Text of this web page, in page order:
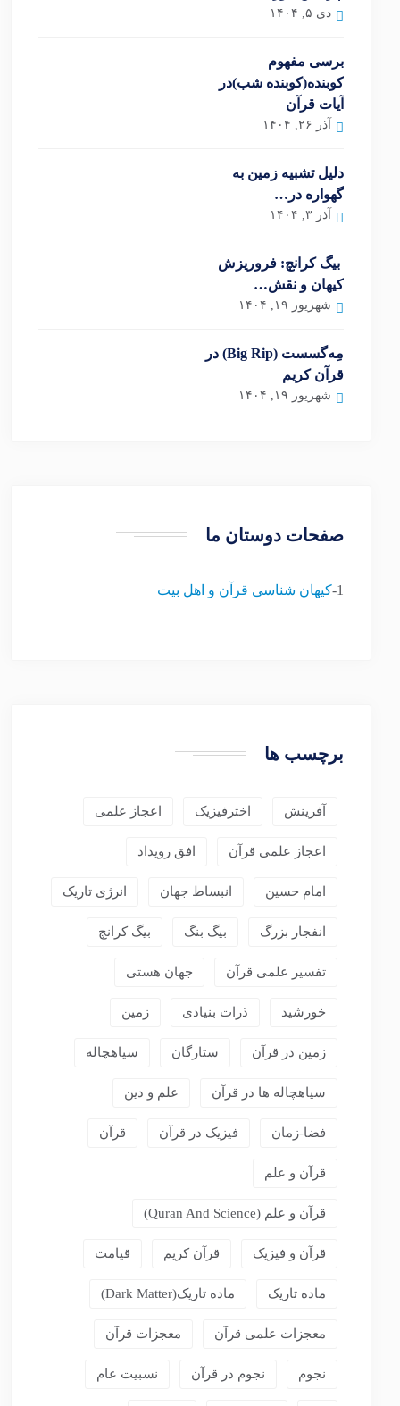
دی ۵, ۱۴۰۴
برسی مفهوم
کوبنده(کوبنده شب)در
آیات قرآن
آذر ۲۶, ۱۴۰۴
دلیل تشبیه زمین به
گهواره در…
آذر ۳, ۱۴۰۴
بیگ کرانچ: فروریزش
کیهان و نقش…
شهریور ۱۹, ۱۴۰۴
مِه‌گسست (Big Rip) در
قرآن کریم
شهریور ۱۹, ۱۴۰۴
صفحات دوستان ما
1- کیهان شناسی قرآن و اهل بیت
برچسب ها
آفرینش اخترفیزیک اعجاز علمی
اعجاز علمی قرآن افق رویداد
امام حسین انبساط جهان انرژی تاریک
انفجار بزرگ بیگ بنگ بیگ کرانچ
تفسیر علمی قرآن جهان هستی
خورشید ذرات بنیادی زمین
زمین در قرآن ستارگان سیاهچاله
سیاهچاله ها در قرآن علم و دین
فضا-زمان فیزیک در قرآن قرآن
قرآن و علم
قرآن و علم (Quran And Science)
قرآن و فیزیک قرآن کریم قیامت
ماده تاریک ماده تاریک(dark Matter)
معجزات علمی قرآن معجزات قرآن
نجوم نجوم در قرآن نسبیت عام